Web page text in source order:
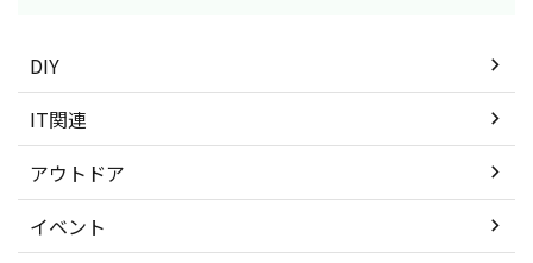
DIY
IT関連
アウトドア
イベント